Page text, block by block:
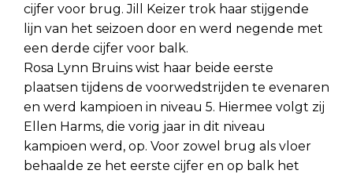
cijfer voor brug. Jill Keizer trok haar stijgende
lijn van het seizoen door en werd negende met
een derde cijfer voor balk.
Rosa Lynn Bruins wist haar beide eerste
plaatsen tijdens de voorwedstrijden te evenaren
en werd kampioen in niveau 5. Hiermee volgt zij
Ellen Harms, die vorig jaar in dit niveau
kampioen werd, op. Voor zowel brug als vloer
behaalde ze het eerste cijfer en op balk het